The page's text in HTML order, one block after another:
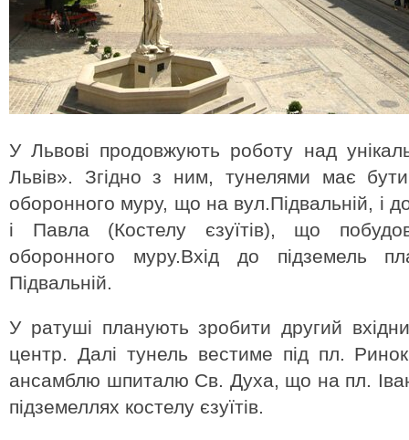
У Львові продовжують роботу над
Львів». Згідно з ним, тунелями має
оборонного муру, що на вул.Підвальній, і
і Павла (Костелу єзуїтів), що
оборонного муру.Вхід до підземель
Підвальній.
У ратуші планують зробити другий
центр. Далі тунель вестиме під пл.
ансамблю шпиталю Св. Духа, що на пл.
підземеллях костелу єзуїтів.